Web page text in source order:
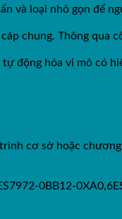
và loại nhỏ gọn để
chung. Thông qua
động hóa vi mô có
cơ sở hoặc
0BB12-